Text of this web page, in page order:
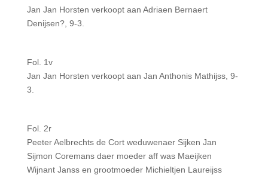
Jan Jan Horsten verkoopt aan Adriaen Bernaert
Denijsen?, 9-3.
Fol. 1v
Jan Jan Horsten verkoopt aan Jan Anthonis Mathijss, 9-
3.
Fol. 2r
Peeter Aelbrechts de Cort weduwenaer Sijken Jan
Sijmon Coremans daer moeder aff was Maeijken
Wijnant Janss en grootmoeder Michieltjen Laureijss